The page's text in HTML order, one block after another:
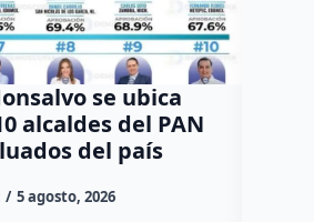
se ubica
alcaldes del PAN
del país
5 agosto, 2026